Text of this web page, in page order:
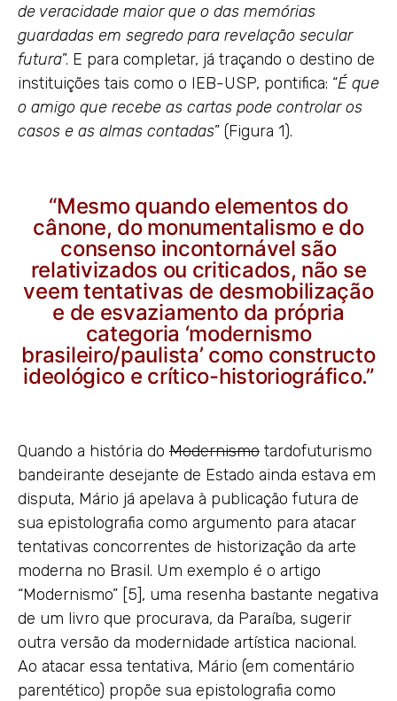
de veracidade maior que o das memórias
guardadas em segredo para revelação secular
futura”. E para completar, já traçando o destino de
instituições tais como o IEB-USP, pontifica: “É que
o amigo que recebe as cartas pode controlar os
casos e as almas contadas” (Figura 1).
“Mesmo quando elementos do
cânone, do monumentalismo e do
consenso incontornável são
relativizados ou criticados, não se
veem tentativas de desmobilização
e de esvaziamento da própria
categoria ‘modernismo
brasileiro/paulista’ como constructo
ideológico e crítico-historiográfico.”
Quando a história do Modernismo tardofuturismo
bandeirante desejante de Estado ainda estava em
disputa, Mário já apelava à publicação futura de
sua epistolografia como argumento para atacar
tentativas concorrentes de historização da arte
moderna no Brasil. Um exemplo é o artigo
“Modernismo” [5], uma resenha bastante negativa
de um livro que procurava, da Paraíba, sugerir
outra versão da modernidade artística nacional.
Ao atacar essa tentativa, Mário (em comentário
parentético) propõe sua epistolografia como